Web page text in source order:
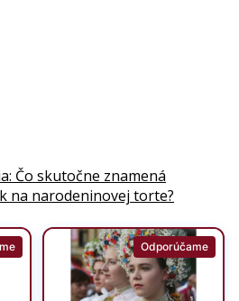
Čo skutočne znamená
na narodeninovej torte?